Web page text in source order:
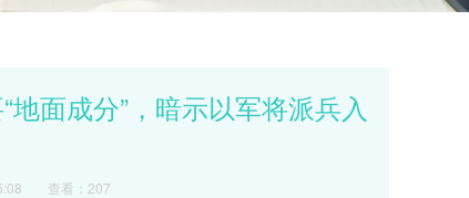
面成分”，暗示以军将派兵入
查看：207